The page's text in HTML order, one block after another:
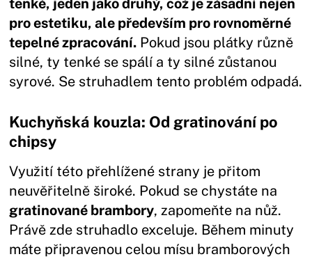
tenké, jeden jako druhý, což je zásadní nejen
pro estetiku, ale především pro rovnoměrné
tepelné zpracování. Pokud jsou plátky různě
silné, ty tenké se spálí a ty silné zůstanou
syrové. Se struhadlem tento problém odpadá.
Kuchyňská kouzla: Od gratinování po
chipsy
Využití této přehlížené strany je přitom
neuvěřitelně široké. Pokud se chystáte na
gratinované brambory, zapomeňte na nůž.
Právě zde struhadlo exceluje. Během minuty
máte připravenou celou mísu bramborových